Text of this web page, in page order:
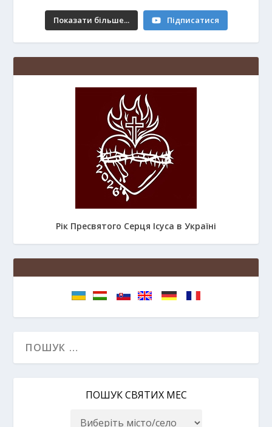
Показати більше... Підписатися
Рік Пресвятого Серця Ісуса в Україні
ПОШУК СВЯТИХ МЕС